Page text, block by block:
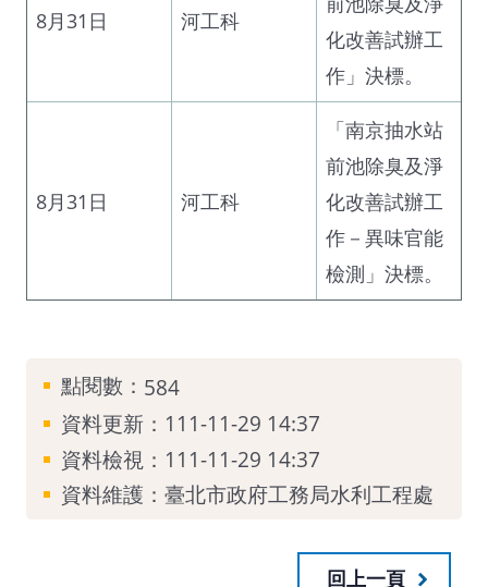
8月31日 河工科
化改善試辦工
作」決標。
8月31日 河工科
「南京抽水站
前池除臭及淨
化改善試辦工
作－異味官能
檢測」決標。
點閱數： 584
資料更新：111-11-29 14:37
資料檢視：111-11-29 14:37
資料維護：臺北市政府工務局水利工程處
回上一頁